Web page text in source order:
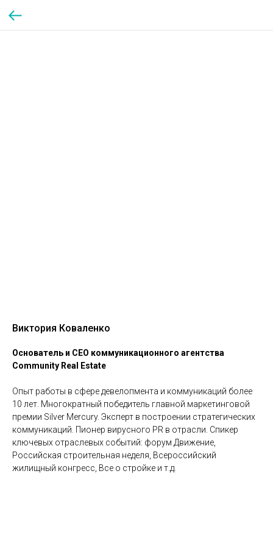
Виктория Коваленко
Основатель и CEO коммуникационного агентства
Community Real Estate
Опыт работы в сфере девелопмента и коммуникаций более
10 лет. Многократный победитель главной маркетинговой
премии Silver Mercury. Эксперт в построении стратегических
коммуникаций. Пионер вирусного PR в отрасли. Спикер
ключевых отраслевых событий: форум Движение,
Российская строительная неделя, Всероссийский
жилищный конгресс, Все о стройке и т.д.